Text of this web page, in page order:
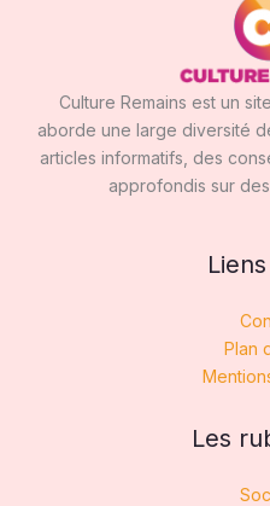
Culture Remains est un
aborde une large diversité
articles informatifs, des
approfondis sur
Plan
Les